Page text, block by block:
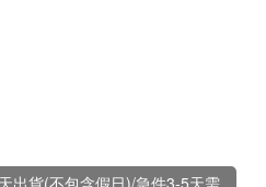
出貨(不包含假日)/急件3-5天需